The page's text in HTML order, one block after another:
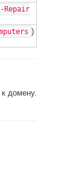
-Repair
)
домену.